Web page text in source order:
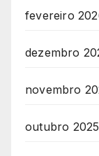
fevereiro
dezembro
novembro
outubro 2025